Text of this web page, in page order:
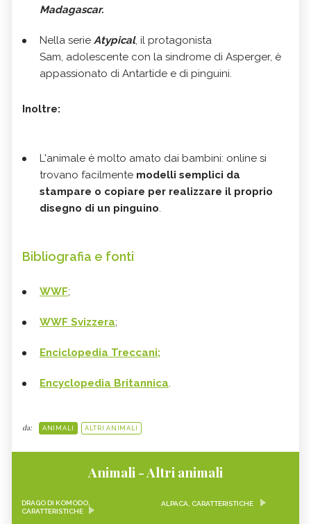
Madagascar.
Nella serie Atypical, il protagonista
Sam, adolescente con la sindrome di Asperger, è
appassionato di Antartide e di pinguini.
Inoltre:
L'animale è molto amato dai bambini: online si
trovano facilmente modelli semplici da
stampare o copiare per realizzare il proprio
disegno di un pinguino.
Bibliografia e fonti
WWF;
WWF Svizzera;
Enciclopedia Treccani;
Encyclopedia Britannica.
da: ANIMALI ALTRI ANIMALI
Animali - Altri animali
DRAGO DI KOMODO,
CARATTERISTICHE
ALPACA, CARATTERISTICHE